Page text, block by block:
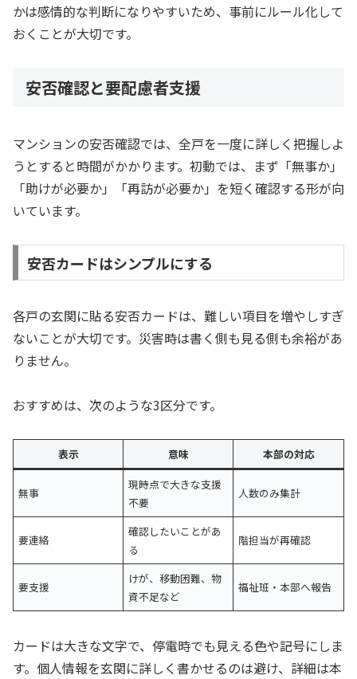
かは感情的な判断になりやすいため、事前にルール化して
おくことが大切です。
安否確認と要配慮者支援
マンションの安否確認では、全戸を一度に詳しく把握しよ
うとすると時間がかかります。初動では、まず「無事か」
「助けが必要か」「再訪が必要か」を短く確認する形が向
いています。
安否カードはシンプルにする
各戸の玄関に貼る安否カードは、難しい項目を増やしすぎ
ないことが大切です。災害時は書く側も見る側も余裕があ
りません。
おすすめは、次のような3区分です。
表示 意味 本部の対応
無事
現時点で大きな支援
不要
人数のみ集計
要連絡
確認したいことがあ
る
階担当が再確認
要支援
けが、移動困難、物
資不足など
福祉班・本部へ報告
カードは大きな文字で、停電時でも見える色や記号にしま
す。個人情報を玄関に詳しく書かせるのは避け、詳細は本